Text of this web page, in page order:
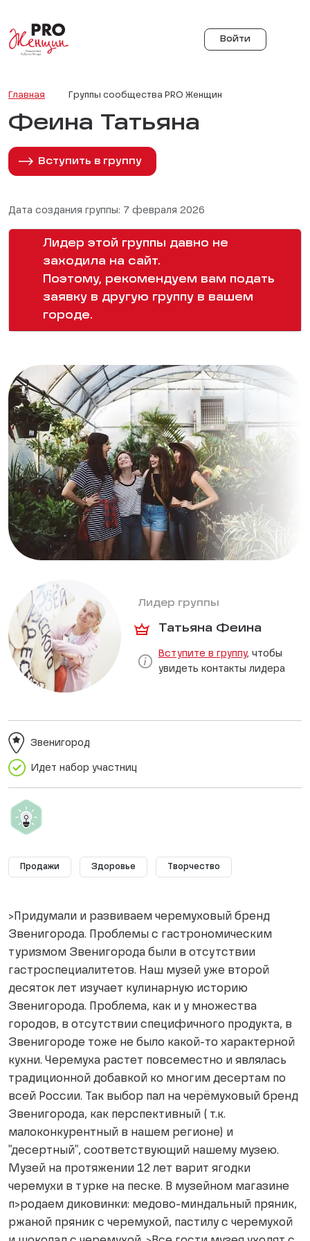
Войти
Главная Группы сообщества PRO Женщин
Феина Татьяна
Вступить в группу
Дата создания группы: 7 февраля 2026
Лидер этой группы давно не
заходила на сайт.
Поэтому, рекомендуем вам подать
заявку в другую группу в вашем
городе.
Лидер группы
Татьяна Феина
Вступите в группу, чтобы
увидеть контакты лидера
Идет набор участниц
Звенигород
Продажи Здоровье Творчество
>Придумали и развиваем черемуховый бренд
Звенигорода. Проблемы с гастрономическим
туризмом Звенигорода были в отсутствии
гастроспециалитетов. Наш музей уже второй
десяток лет изучает кулинарную историю
Звенигорода. Проблема, как и у множества
городов, в отсутствии специфичного продукта, в
Звенигороде тоже не было какой-то характерной
кухни. Черемуха растет повсеместно и являлась
традиционной добавкой ко многим десертам по
всей России. Так выбор пал на черёмуховый бренд
Звенигорода, как перспективный ( т.к.
малоконкурентный в нашем регионе) и
"десертный", соответствующий нашему музею.
Музей на протяжении 12 лет варит ягодки
черемухи в турке на песке. В музейном магазине
п>родаем диковинки: медово-миндальный пряник,
ржаной пряник с черемухой, пастилу с черемухой